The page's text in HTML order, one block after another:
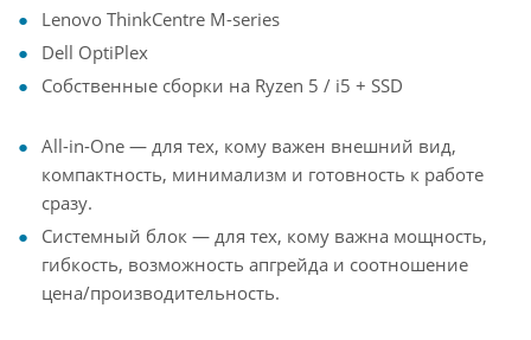
Lenovo ThinkCentre M-series
Dell OptiPlex
Собственные сборки на Ryzen 5 / i5 + SSD
All-in-One — для тех, кому важен внешний вид,
компактность, минимализм и готовность к работе
сразу.
Системный блок — для тех, кому важна мощность,
гибкость, возможность апгрейда и соотношение
цена/производительность.